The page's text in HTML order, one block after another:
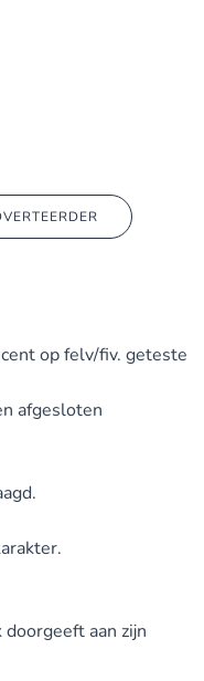
op felv/fiv. geteste
afgesloten
aan zijn